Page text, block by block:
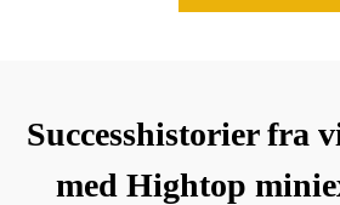
Successhistorier fra
med Hightop